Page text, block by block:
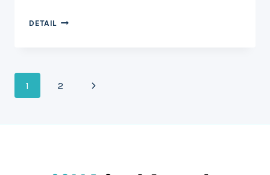
DETAIL 700CL-
Navigace
na
1 2
Další